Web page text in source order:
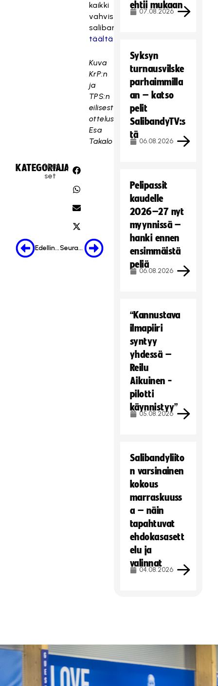
kaikki
vahvistuneet
salibandylähetykset
täältä
Kuva
KrP:n
ja
TPS:n
eilisestä
ottelusta:
Esa
Takalo
KATEGORIA:
Uuti
set
JAA:
Edellinen Seuraava
ehtii mukaan
07.08.2026
Syksyn
turnausvilske
parhaimmilla
an – katso
pelit
SalibandyTV:s
tä
06.08.2026
Pelipassit
kaudelle
2026–27 nyt
myynnissä –
hanki ennen
ensimmäistä
peliä
06.08.2026
“Kannustava
ilmapiiri
syntyy
yhdessä –
Reilu
Aikuinen -
pilotti
käynnistyy”
05.08.2026
Salibandyliito
n varsinainen
kokous
marraskuuss
a – näin
tapahtuvat
ehdokasasett
elu ja
valinnat
04.08.2026